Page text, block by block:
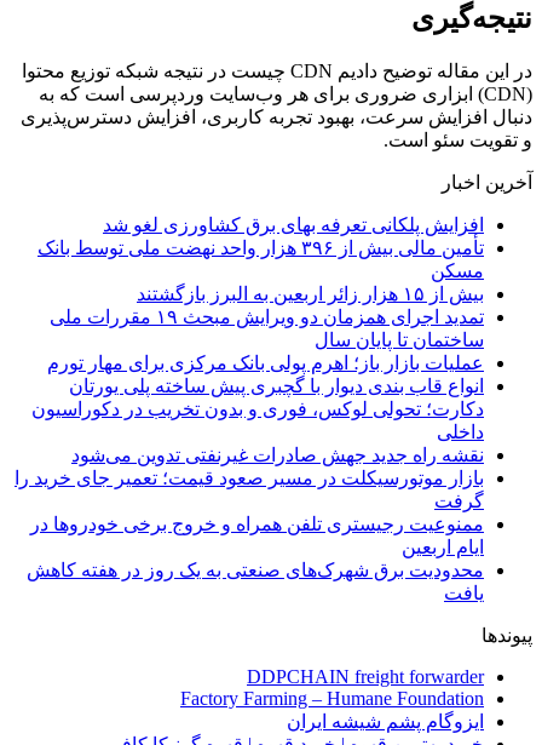
نتیجه‌گیری
در این مقاله توضیح دادیم CDN چیست در نتیجه شبکه توزیع محتوا
(CDN) ابزاری ضروری برای هر وب‌سایت وردپرسی است که به
دنبال افزایش سرعت، بهبود تجربه کاربری، افزایش دسترس‌پذیری
و تقویت سئو است.
آخرین اخبار
افزایش پلکانی تعرفه بهای برق کشاورزی لغو شد
تأمین مالی بیش از ۳۹۶ هزار واحد نهضت ملی توسط بانک
مسکن
بیش از ۱۵ هزار زائر اربعین به البرز بازگشتند
تمدید اجرای همزمان دو ویرایش مبحث ۱۹ مقررات ملی
ساختمان تا پایان سال
عملیات بازار باز؛ اهرم پولی بانک مرکزی برای مهار تورم
انواع قاب بندی دیوار با گچبری پیش ساخته پلی یورتان
دکارت؛ تحولی لوکس، فوری و بدون تخریب در دکوراسیون
داخلی
نقشه راه جدید جهش صادرات غیرنفتی تدوین می‌شود
بازار موتورسیکلت در مسیر صعود قیمت؛ تعمیر جای خرید را
گرفت
ممنوعیت رجیستری تلفن همراه و خروج برخی خودروها در
ایام اربعین
محدودیت برق شهرک‌های صنعتی به یک روز در هفته کاهش
یافت
پیوندها
DDPCHAIN freight forwarder
Factory Farming – Humane Foundation
ایزوگام پشم شیشه ایران